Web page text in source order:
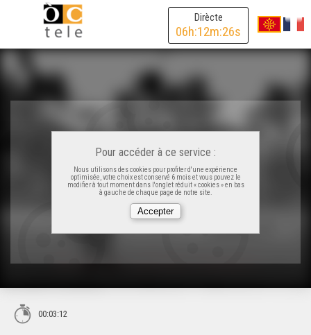
Dirècte
06h:12m:26s
Pour accéder à ce service :
Nous utilisons des cookies pour profiter d'une expérience
optimisée, votre choix est conservé 6 mois et vous pouvez le
modifier à tout moment dans l'onglet réduit « cookies » en bas
à gauche de chaque page de notre site.
00:03:12